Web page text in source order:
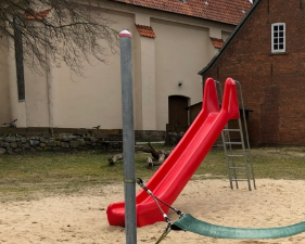
Eintragen
App
Blog
Partner